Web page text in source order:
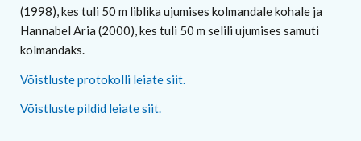
(1998), kes tuli 50 m liblika ujumises kolmandale kohale ja
Hannabel Aria (2000), kes tuli 50 m selili ujumises samuti
kolmandaks.
Võistluste protokolli leiate siit.
Võistluste pildid leiate siit.